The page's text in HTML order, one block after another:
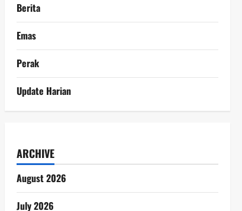
Berita
Emas
Perak
Update Harian
ARCHIVE
August 2026
July 2026